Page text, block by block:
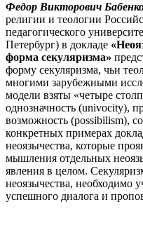
Федор Викторович
религии и теологии
педагогического
Петербург) в докладе
форма секуляризма»
форму секуляризма, чьи
многими зарубежными
модели взяты «четыре
однозначность (univocity),
возможность (possibilism),
конкретных примерах
неоязычества, которые
мышления отдельных
явления в целом.
неоязычества, необходимо
успешного диалога и